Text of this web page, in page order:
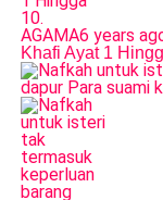
AGAMA6 years
Khafi Ayat 1